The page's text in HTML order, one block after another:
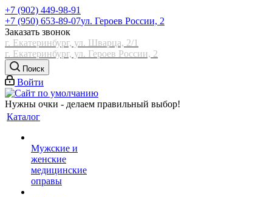
+7 (902) 449-98-91
+7 (950) 653-89-07ул. Героев России, 2
Заказать звонок
г. Екатеринбург, ул. Шварца, 2/1
г. Екатеринбург, ул. Героев России, 2
Поиск
Войти
Нужны очки - делаем правильный выбор!
Каталог
Мужские и
женские
медицинские
оправы